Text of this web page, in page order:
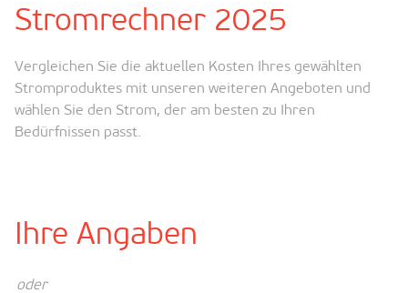
Stromrechner 2025
Vergleichen Sie die aktuellen Kosten Ihres gewählten
Stromproduktes mit unseren weiteren Angeboten und
wählen Sie den Strom, der am besten zu Ihren
Bedürfnissen passt.
Ihre Angaben
oder